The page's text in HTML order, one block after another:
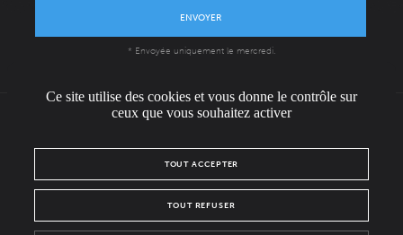
ENVOYER
* Envoyée uniquement le mercredi.
L'ÉQUIPE
POLITIQUE DE CONFIDENTIALITÉ
Ce site utilise des cookies et vous donne le contrôle sur
ceux que vous souhaitez activer
TOUT ACCEPTER
TOUT REFUSER